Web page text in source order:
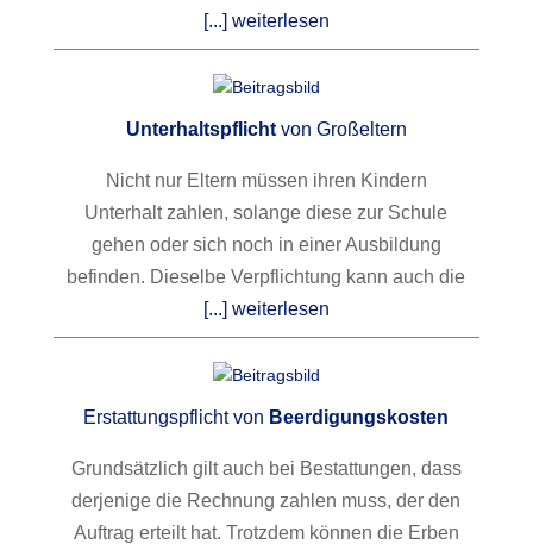
[...] weiterlesen
Unterhaltspflichtvon Großeltern
Nicht nur Eltern müssen ihren Kindern
Unterhalt zahlen, solange diese zur Schule
gehen oder sich noch in einer Ausbildung
befinden. Dieselbe Verpflichtung kann auch die
[...] weiterlesen
Erstattungspflicht von Beerdigungskosten
Grundsätzlich gilt auch bei Bestattungen, dass
derjenige die Rechnung zahlen muss, der den
Auftrag erteilt hat. Trotzdem können die Erben